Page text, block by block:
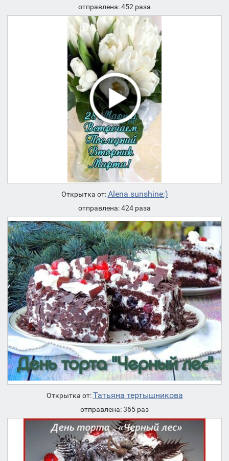
отправлена: 452 раза
Открытка от:Alena sunshine:)
отправлена: 424 раза
Открытка от:Татьяна тертышникова
отправлена: 365 раз